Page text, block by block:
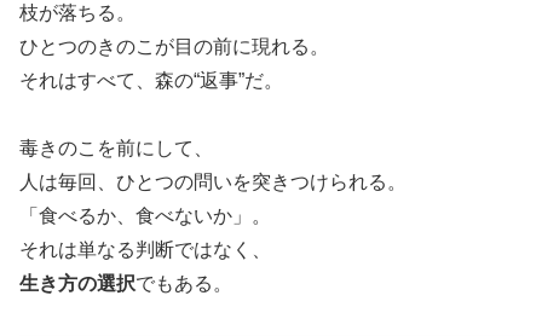
枝が落ちる。
ひとつのきのこが目の前に現れる。
それはすべて、森の“返事”だ。
毒きのこを前にして、
人は毎回、ひとつの問いを突きつけられる。
「食べるか、食べないか」。
それは単なる判断ではなく、
生き方の選択でもある。